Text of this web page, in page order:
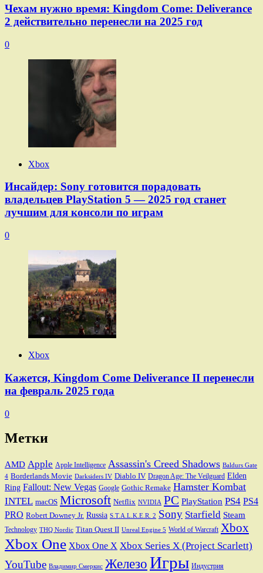
Чехам нужно время: Kingdom Come: Deliverance
2 действительно перенесли на 2025 год
0
Xbox
Инсайдер: Sony готовится порадовать
владельцев PlayStation 5 — 2025 год станет
лучшим для консоли по играм
0
Xbox
Кажется, Kingdom Come Deliverance II перенесли
на февраль 2025 года
0
Метки
AMD Apple Apple Intelligence Assassin's Creed Shadows Baldurs Gate
4 Borderlands Movie Darksiders IV Diablo IV Dragon Age: The Veilguard Elden
Ring Fallout: New Vegas Google Gothic Remake Hamster Kombat
INTEL macOS Microsoft Netflix NVIDIA PC PlayStation PS4 PS4
PRO Robert Downey Jr. Russia S.T.A.L.K.E.R. 2 Sony Starfield Steam
Technology THQ Nordic Titan Quest II Unreal Engine 5 World of Warcraft Xbox
Xbox One Xbox One X Xbox Series X (Project Scarlett)
YouTube Владимир Смеркис ЖелезоИгры Индустрия